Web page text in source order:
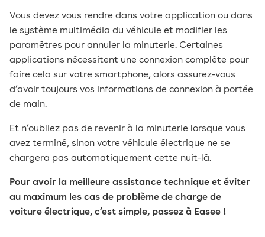
Vous devez vous rendre dans votre application ou dans
le système multimédia du véhicule et modifier les
paramètres pour annuler la minuterie. Certaines
applications nécessitent une connexion complète pour
faire cela sur votre smartphone, alors assurez-vous
d’avoir toujours vos informations de connexion à portée
de main.
Et n’oubliez pas de revenir à la minuterie lorsque vous
avez terminé, sinon votre véhicule électrique ne se
chargera pas automatiquement cette nuit-là.
Pour avoir la meilleure assistance technique et éviter
au maximum les cas de problème de charge de
voiture électrique, c’est simple, passez à Easee !